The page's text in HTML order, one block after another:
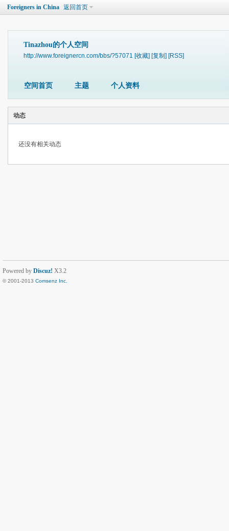
Foreigners in China 返回首页
Tinazhou的个人空间
http://www.foreignercn.com/bbs/?57071 [收藏] [复制] [RSS]
空间首页 主题 个人资料
动态
还没有相关动态
Powered by Discuz! X3.2
© 2001-2013 Comsenz Inc.